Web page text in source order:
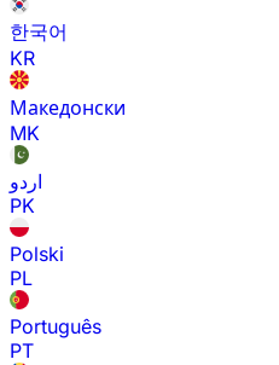
한국어
KR
Македонски
MK
اردو
PK
Polski
PL
Português
PT